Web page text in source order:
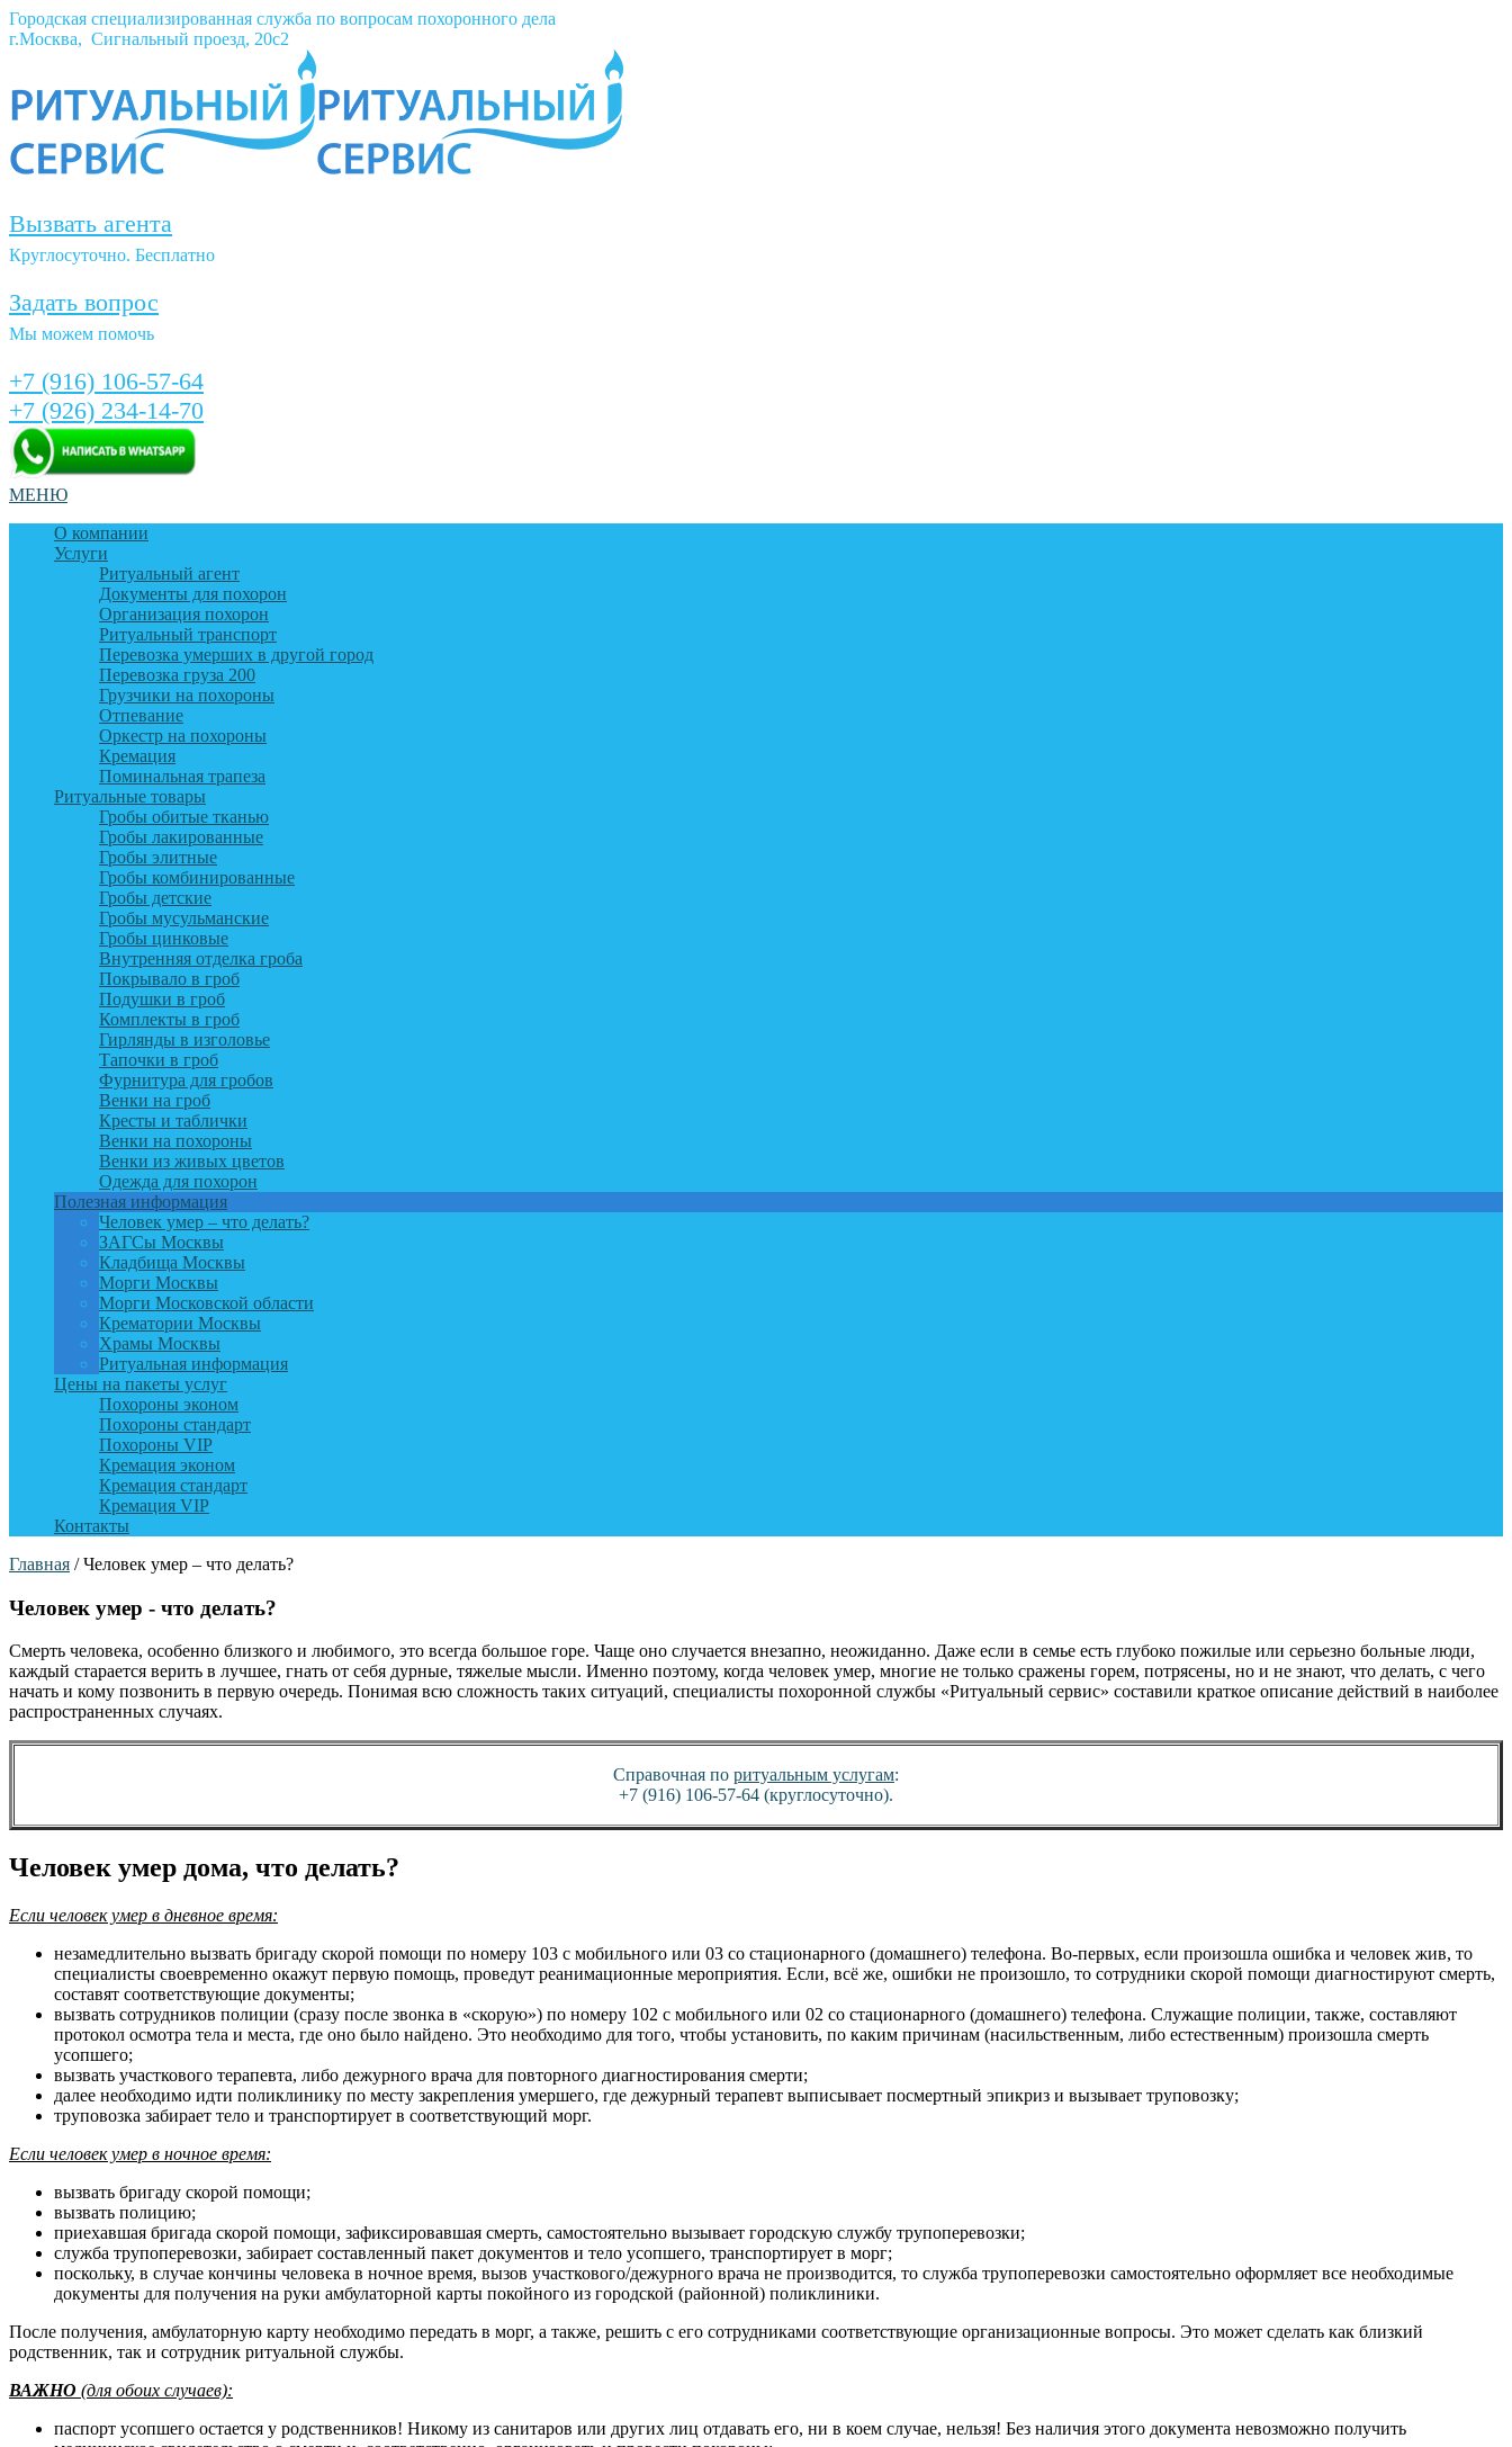
Городская специализированная служба по вопросам похоронного дела
г.Москва, Сигнальный проезд, 20с2
Вызвать агента
Круглосуточно. Бесплатно
Задать вопрос
Мы можем помочь
+7 (916) 106-57-64
+7 (926) 234-14-70
МЕНЮ
О компании
Услуги
Ритуальный агент
Документы для похорон
Организация похорон
Ритуальный транспорт
Перевозка умерших в другой город
Перевозка груза 200
Грузчики на похороны
Отпевание
Оркестр на похороны
Кремация
Поминальная трапеза
Ритуальные товары
Гробы обитые тканью
Гробы лакированные
Гробы элитные
Гробы комбинированные
Гробы детские
Гробы мусульманские
Гробы цинковые
Внутренняя отделка гроба
Покрывало в гроб
Подушки в гроб
Комплекты в гроб
Гирлянды в изголовье
Тапочки в гроб
Фурнитура для гробов
Венки на гроб
Кресты и таблички
Венки на похороны
Венки из живых цветов
Одежда для похорон
Полезная информация
Человек умер – что делать?
ЗАГСы Москвы
Кладбища Москвы
Морги Москвы
Морги Московской области
Крематории Москвы
Храмы Москвы
Ритуальная информация
Цены на пакеты услуг
Похороны эконом
Похороны стандарт
Похороны VIP
Кремация эконом
Кремация стандарт
Кремация VIP
Контакты
Главная /Человек умер – что делать?
Человек умер - что делать?
Смерть человека, особенно близкого и любимого, это всегда большое горе. Чаще оно случается внезапно, неожиданно. Даже если в семье есть глубоко пожилые или серьезно больные люди,
каждый старается верить в лучшее, гнать от себя дурные, тяжелые мысли. Именно поэтому, когда человек умер, многие не только сражены горем, потрясены, но и не знают, что делать, с чего
начать и кому позвонить в первую очередь. Понимая всю сложность таких ситуаций, специалисты похоронной службы «Ритуальный сервис» составили краткое описание действий в наиболее
распространенных случаях.
Справочная по ритуальным услугам:
+7 (916) 106-57-64 (круглосуточно).
Человек умер дома, что делать?
Если человек умер в дневное время:
незамедлительно вызвать бригаду скорой помощи по номеру 103 с мобильного или 03 со стационарного (домашнего) телефона. Во-первых, если произошла ошибка и человек жив, то
специалисты своевременно окажут первую помощь, проведут реанимационные мероприятия. Если, всё же, ошибки не произошло, то сотрудники скорой помощи диагностируют смерть,
составят соответствующие документы;
вызвать сотрудников полиции (сразу после звонка в «скорую») по номеру 102 с мобильного или 02 со стационарного (домашнего) телефона. Служащие полиции, также, составляют
протокол осмотра тела и места, где оно было найдено. Это необходимо для того, чтобы установить, по каким причинам (насильственным, либо естественным) произошла смерть
усопшего;
вызвать участкового терапевта, либо дежурного врача для повторного диагностирования смерти;
далее необходимо идти поликлинику по месту закрепления умершего, где дежурный терапевт выписывает посмертный эпикриз и вызывает труповозку;
труповозка забирает тело и транспортирует в соответствующий морг.
Если человек умер в ночное время:
вызвать бригаду скорой помощи;
вызвать полицию;
приехавшая бригада скорой помощи, зафиксировавшая смерть, самостоятельно вызывает городскую службу трупоперевозки;
служба трупоперевозки, забирает составленный пакет документов и тело усопшего, транспортирует в морг;
поскольку, в случае кончины человека в ночное время, вызов участкового/дежурного врача не производится, то служба трупоперевозки самостоятельно оформляет все необходимые
документы для получения на руки амбулаторной карты покойного из городской (районной) поликлиники.
После получения, амбулаторную карту необходимо передать в морг, а также, решить с его сотрудниками соответствующие организационные вопросы. Это может сделать как близкий
родственник, так и сотрудник ритуальной службы.
ВАЖНО (для обоих случаев):
паспорт усопшего остается у родственников! Никому из санитаров или других лиц отдавать его, ни в коем случае, нельзя! Без наличия этого документа невозможно получить